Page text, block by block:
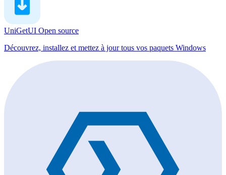
UniGetUI Open source
Découvrez, installez et mettez à jour tous vos paquets Windows